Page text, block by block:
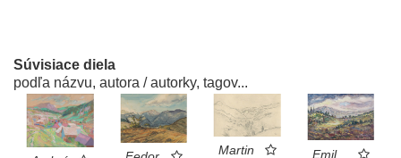
Súvisiace diela
podľa názvu, autora / autorky, tagov...
Martin
Emil